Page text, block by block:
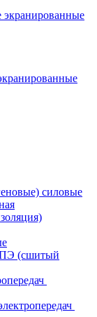
экранированные
силовые
(сшитый